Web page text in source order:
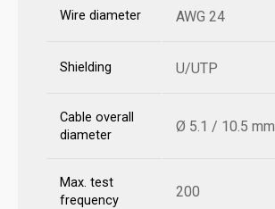
Wire diameter AWG 24
Shielding U/UTP
Cable overall
diameter
Ø 5.1 / 10.5 mm
Max. test
frequency
200